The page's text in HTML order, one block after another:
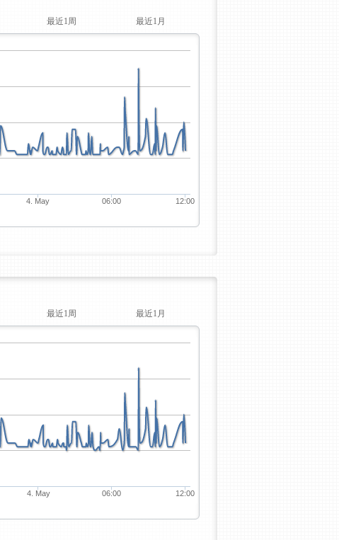
最近1周 最近1月
4. May 06:00 12:00
最近1周 最近1月
4. May 06:00 12:00